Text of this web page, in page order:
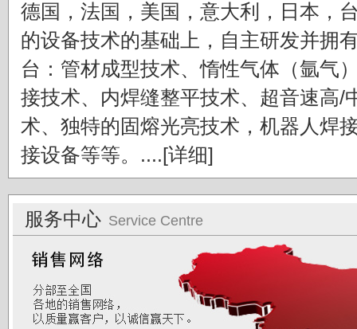
德国，法国，美国，意大利，日本，
的设备技术的基础上，自主研发并拥
台：管材成型技术、惰性气体（氩气
接技术、内焊缝整平技术、超音速高/
术、独特的固熔光亮技术，机器人焊
接设备等等。.... [详细]
服务中心 Service Centre